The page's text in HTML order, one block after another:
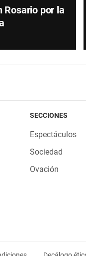
Rosario por la
SECCIONES
Espectáculos
Sociedad
Ovación